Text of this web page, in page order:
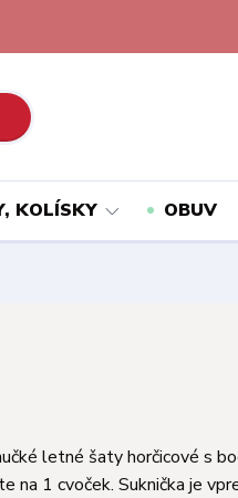
KOLÍSKY OBUV
letné šaty horčicové s
na 1 cvoček. Suknička je